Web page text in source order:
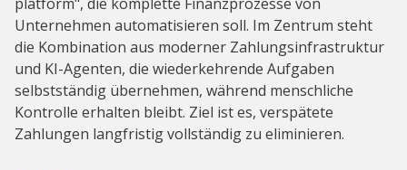
Unternehmen automatisieren soll. Im Zentrum steht
die Kombination aus moderner Zahlungsinfrastruktur
und KI-Agenten, die wiederkehrende Aufgaben
selbstständig übernehmen, während menschliche
Kontrolle erhalten bleibt. Ziel ist es, verspätete
Zahlungen langfristig vollständig zu eliminieren.